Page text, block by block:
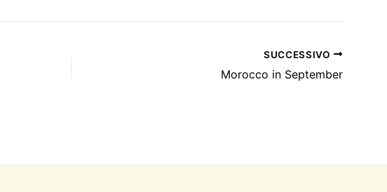
SUCCESSIVO
Morocco in September